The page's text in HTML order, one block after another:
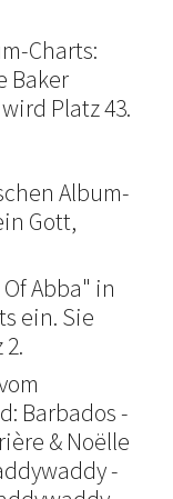
Charts:
Baker
Platz 43.
Album-
Gott,
Abba" in
ein. Sie
Barbados -
& Noëlle
-